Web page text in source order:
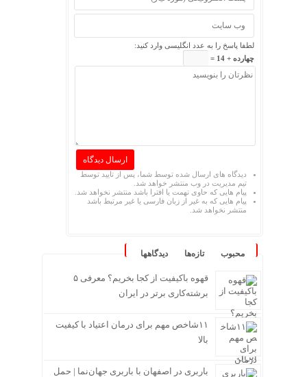
لطفا پاسخ را به عدد انگلیسی وارد کنید:
چهارده + 14 =
دیدگاه های ارسال شده توسط شما، پس از تایید توسط
تیم مدیریت در وب منتشر خواهد شد.
پیام هایی که حاوی تهمت یا افترا باشد منتشر نخواهد شد.
پیام هایی که به غیر از زبان فارسی یا غیر مرتبط باشد
منتشر نخواهد شد.
محبوب تازه‌ها دیدگاهها
قهوه باکیفیت از کجا بخریم؟ معرفی ۵
برشته‌کاری برتر در ایران
۱۱شاخص مهم برای درمان اعتیاد با کیفیت
بالا
باربری در اصفهان با باربری جهان‌نما | حمل